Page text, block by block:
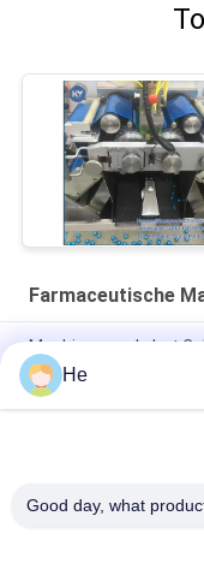
Farmaceutische
Machine van de het
Commerciële
De Molenmachine
Kleine de
He
Good day, what